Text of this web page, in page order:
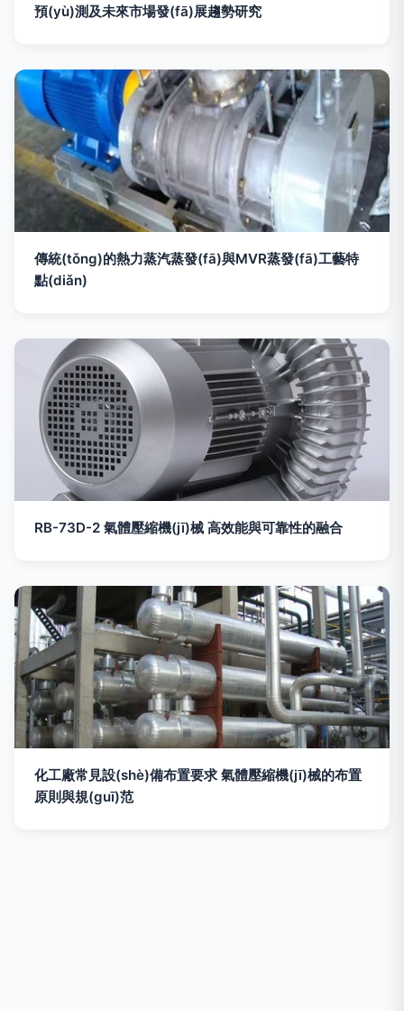
預(yù)測及未來市場發(fā)展趨勢研究
傳統(tǒng)的熱力蒸汽蒸發(fā)與MVR蒸發(fā)工藝特
點(diǎn)
RB-73D-2 氣體壓縮機(jī)械 高效能與可靠性的融合
化工廠常見設(shè)備布置要求 氣體壓縮機(jī)械的布置
原則與規(guī)范